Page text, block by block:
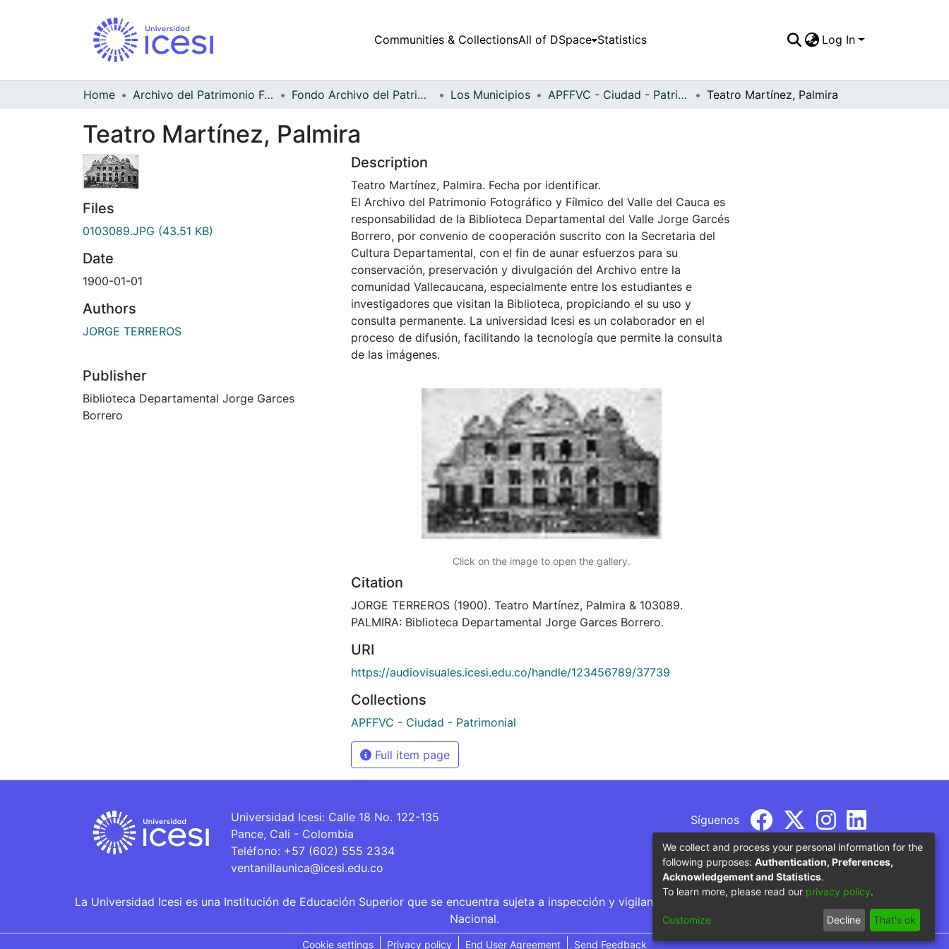
Communities & CollectionsAll of DSpace Statistics Log In
Home Archivo del Patrimonio Fotográfico y Fílmico del Valle del Cauca Fondo Archivo del Patrimonio Fotográfico y Fílmico del Valle del Cauca Los Municipios APFFVC - Ciudad - Patrimonial Teatro Martínez, Palmira
Teatro Martínez, Palmira
Files
0103089.JPG (43.51 KB)
Date
1900-01-01
Authors
JORGE TERREROS
Publisher
Biblioteca Departamental Jorge Garces
Borrero
Description
Teatro Martínez, Palmira. Fecha por identificar.
El Archivo del Patrimonio Fotográfico y Fílmico del Valle del Cauca es
responsabilidad de la Biblioteca Departamental del Valle Jorge Garcés
Borrero, por convenio de cooperación suscrito con la Secretaria del
Cultura Departamental, con el fin de aunar esfuerzos para su
conservación, preservación y divulgación del Archivo entre la
comunidad Vallecaucana, especialmente entre los estudiantes e
investigadores que visitan la Biblioteca, propiciando el su uso y
consulta permanente. La universidad Icesi es un colaborador en el
proceso de difusión, facilitando la tecnología que permite la consulta
de las imágenes.
Click on the image to open the gallery.
Citation
JORGE TERREROS (1900). Teatro Martínez, Palmira & 103089.
PALMIRA: Biblioteca Departamental Jorge Garces Borrero.
URI
https://audiovisuales.icesi.edu.co/handle/123456789/37739
Collections
APFFVC - Ciudad - Patrimonial
Full item page
Universidad Icesi: Calle 18 No. 122-135
Pance, Cali - Colombia
Teléfono: +57 (602) 555 2334
ventanillaunica@icesi.edu.co
Síguenos
La Universidad Icesi es una Institución de Educación Superior que se encuentra sujeta a inspección y vigilancia por parte del Ministerio de Educación
Nacional.
Cookie settings Privacy policy End User Agreement Send Feedback
We collect and process your personal information for the
following purposes: Authentication, Preferences,
Acknowledgement and Statistics.
To learn more, please read our privacy policy.
Customize Decline That's ok